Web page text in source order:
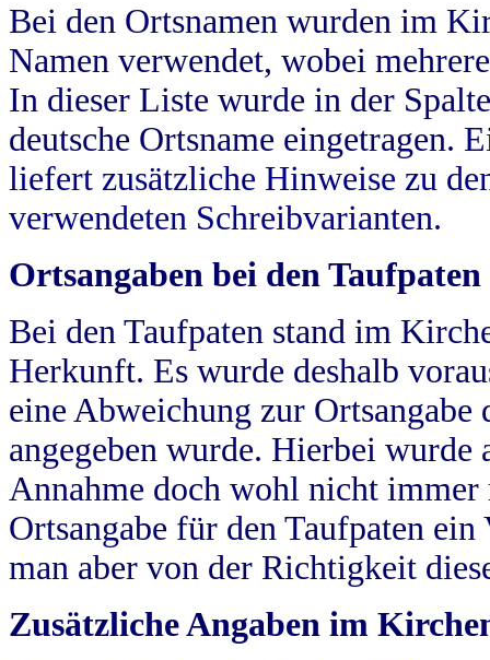
Bei den Ortsnamen wurden im
Namen verwendet, wobei
In dieser Liste wurde in der
deutsche Ortsname eingetragen.
liefert zusätzliche Hinweise zu
verwendeten Schreibvarianten.
Ortsangaben bei den Taufpaten
Bei den Taufpaten stand im
Herkunft. Es wurde deshalb
eine Abweichung zur
angegeben wurde. Hierbei wurde
Annahme doch wohl nicht
Ortsangabe für den Taufpaten
man aber von der Richtigkeit
Zusätzliche Angaben im